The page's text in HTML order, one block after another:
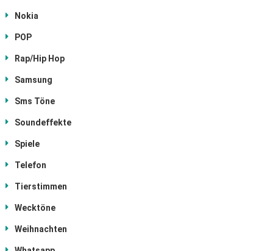
Nokia
POP
Rap/Hip Hop
Samsung
Sms Töne
Soundeffekte
Spiele
Telefon
Tierstimmen
Wecktöne
Weihnachten